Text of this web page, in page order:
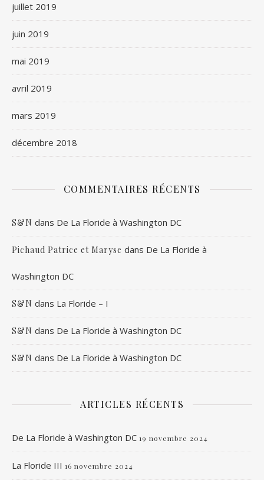
juillet 2019
juin 2019
mai 2019
avril 2019
mars 2019
décembre 2018
COMMENTAIRES RÉCENTS
S&N dans De La Floride à Washington DC
Pichaud Patrice et Maryse dans De La Floride à
Washington DC
S&N dans La Floride – I
S&N dans De La Floride à Washington DC
S&N dans De La Floride à Washington DC
ARTICLES RÉCENTS
De La Floride à Washington DC 19 novembre 2024
La Floride III 16 novembre 2024